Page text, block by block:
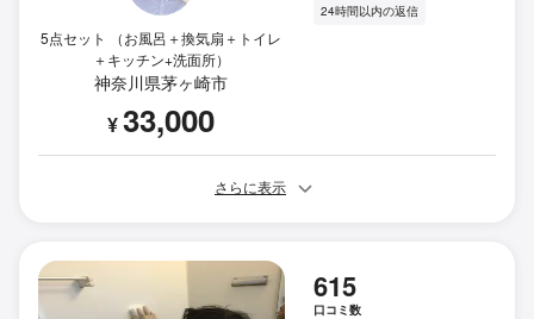
5点セット （お風呂＋換気扇＋トイレ
＋キッチン+洗面所）
神奈川県茅ヶ崎市
¥33,000
24時間以内の返信
さらに表示
615
口コミ数